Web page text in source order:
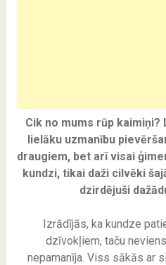
Cik no mums rūp
lielāku uzmanību
draugiem, bet arī visai
kundzi, tikai daži cilvēki
dzirdējuši
Izrādījās, ka kundze
dzīvokļiem, taču
nepamanīja. Viss sākās ar